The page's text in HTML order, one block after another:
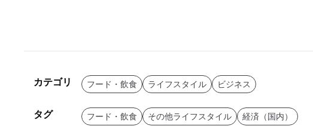
カテゴリ フード・飲食 ライフスタイル ビジネス
タグ フード・飲食 その他ライフスタイル 経済（国内）